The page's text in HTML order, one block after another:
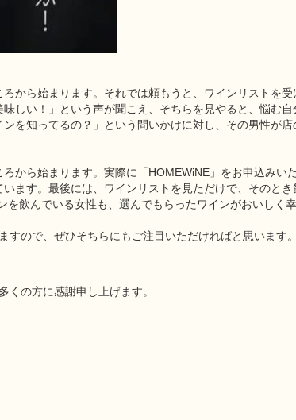
から始まります。それでは頼もうと、ワインリストを
い！」という声が聞こえ、そちらを見やると、悩む
を知ってるの？」という問いかけに対し、その男性が
から始まります。実際に「HOMEWiNE」をお申込みい
ます。最後には、ワインリストを見ただけで、そのと
飲んでいる女性も、選んでもらったワインがおいしく幸
ので、ぜひそちらにもご注目いただければと思います
の方に感謝申し上げます。